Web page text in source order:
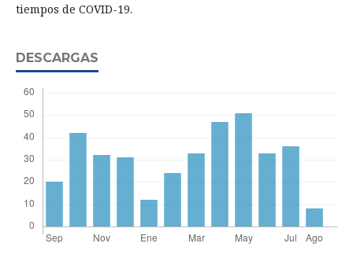
tiempos de COVID-19.
DESCARGAS